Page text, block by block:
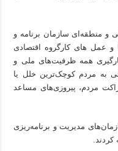
منطقه‌ای سازمان برنامه و
و عمل های کارگروه اقتصادی
همه ظرفیت‌های ملی و
به مردم کوچک‌ترین خلل یا
مردم، پیروزی‌های مساعد
مدیریت و برنامه‌ریزی
کردند.